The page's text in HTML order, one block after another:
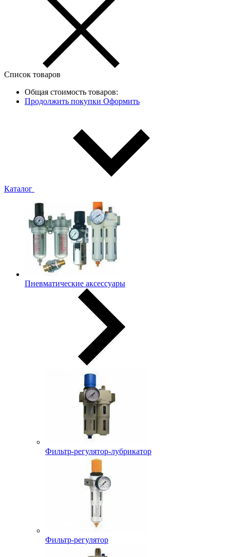
Список товаров
Общая стоимость товаров:
Продолжить покупки Оформить
Каталог
Пневматические аксессуары
Фильтр-регулятор-лубрикатор
Фильтр-регулятор